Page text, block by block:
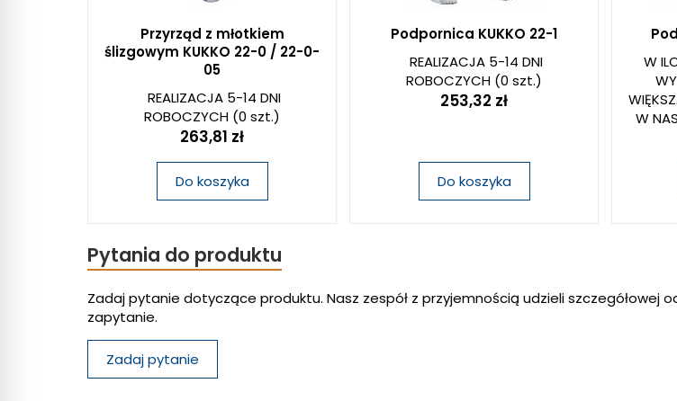
Przyrząd z młotkiem
ślizgowym KUKKO 22-0 / 22-0-
05
REALIZACJA 5-14 DNI
ROBOCZYCH (0 szt.)
263,81 zł
Do koszyka
Podpornica KUKKO 22-1
REALIZACJA 5-14 DNI
ROBOCZYCH (0 szt.)
253,32 zł
Do koszyka
W
W
Pytania do produktu
Zadaj pytanie dotyczące produktu. Nasz zespół z przyjemnością udzieli szczegółowej
zapytanie.
Zadaj pytanie